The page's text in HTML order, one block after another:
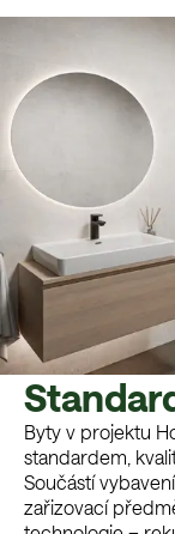
Byty v projektu
standardem,
Součástí
zařizovací